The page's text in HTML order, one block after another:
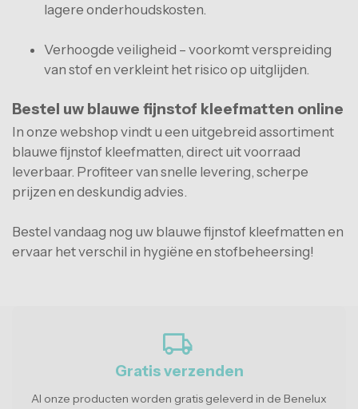
lagere onderhoudskosten.
Verhoogde veiligheid – voorkomt verspreiding
van stof en verkleint het risico op uitglijden.
Bestel uw blauwe fijnstof kleefmatten online
In onze webshop vindt u een uitgebreid assortiment
blauwe fijnstof kleefmatten, direct uit voorraad
leverbaar. Profiteer van snelle levering, scherpe
prijzen en deskundig advies.
Bestel vandaag nog uw blauwe fijnstof kleefmatten en
ervaar het verschil in hygiëne en stofbeheersing!
local_shipping
Gratis verzenden
Al onze producten worden gratis geleverd in de Benelux